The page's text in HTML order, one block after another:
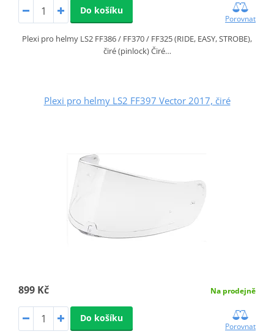
Do košíku
Porovnat
Plexi pro helmy LS2 FF386 / FF370 / FF325 (RIDE, EASY, STROBE),
čiré (pinlock) Čiré…
Plexi pro helmy LS2 FF397 Vector 2017, čiré
899 Kč Na prodejně
Do košíku
Porovnat